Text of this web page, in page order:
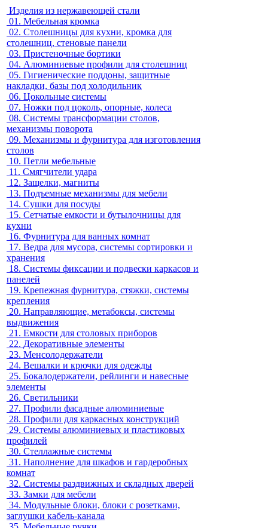
Изделия из нержавеющей стали
01. Мебельная кромка
02. Столешницы для кухни, кромка для
столешниц, стеновые панели
03. Пристеночные бортики
04. Алюминиевые профили для столешниц
05. Гигиенические поддоны, защитные
накладки, базы под холодильник
06. Цокольные системы
07. Ножки под цоколь, опорные, колеса
08. Системы трансформации столов,
механизмы поворота
09. Механизмы и фурнитура для изготовления
столов
10. Петли мебельные
11. Смягчители удара
12. Защелки, магниты
13. Подъемные механизмы для мебели
14. Сушки для посуды
15. Сетчатые емкости и бутылочницы для
кухни
16. Фурнитура для ванных комнат
17. Ведра для мусора, системы сортировки и
хранения
18. Системы фиксации и подвески каркасов и
панелей
19. Крепежная фурнитура, стяжки, системы
крепления
20. Направляющие, метабоксы, системы
выдвижения
21. Емкости для столовых приборов
22. Декоративные элементы
23. Менсолодержатели
24. Вешалки и крючки для одежды
25. Бокалодержатели, рейлинги и навесные
элементы
26. Светильники
27. Профили фасадные алюминиевые
28. Профили для каркасных конструкций
29. Системы алюминиевых и пластиковых
профилей
30. Стеллажные системы
31. Наполнение для шкафов и гардеробных
комнат
32. Системы раздвижных и складных дверей
33. Замки для мебели
34. Модульные блоки, блоки с розетками,
заглушки кабель-канала